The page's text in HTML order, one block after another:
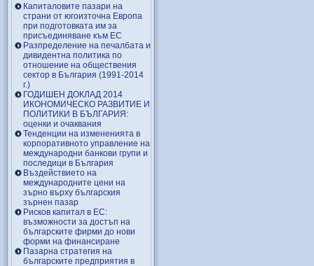
Капиталовите пазари на
страни от югоизточна Европа
при подготовката им за
присъединяване към ЕС
Разпределение на печалбата и
дивидентна политика по
отношение на обществения
сектор в България (1991-2014
г.)
ГОДИШЕН ДОКЛАД 2014
ИКОНОМИЧЕСКО РАЗВИТИЕ И
ПОЛИТИКИ В БЪЛГАРИЯ:
оценки и очаквания
Тенденции на измененията в
корпоративното управление на
международни банкови групи и
последици в България
Въздействието на
международните цени на
зърно върху българския
зърнен пазар
Рисков капитал в ЕС:
възможности за достъп на
българските фирми до нови
форми на финансиране
Пазарна стратегия на
българските предприятия в